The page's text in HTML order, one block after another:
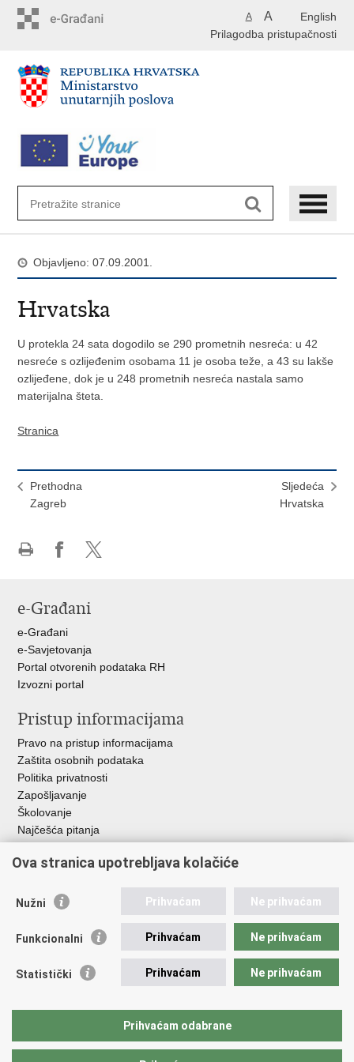
English
A A
Prilagodba pristupačnosti
Objavljeno: 07.09.2001.
Hrvatska
U protekla 24 sata dogodilo se 290 prometnih nesreća: u 42
nesreće s ozlijeđenim osobama 11 je osoba teže, a 43 su lakše
ozlijeđene, dok je u 248 prometnih nesreća nastala samo
materijalna šteta.
Stranica
Prethodna
Zagreb
Sljedeća
Hrvatska
Facebooku
X-
e-Građani
e-Građani
e-Savjetovanja
Portal otvorenih podataka RH
Izvozni portal
Pristup informacijama
Pravo na pristup informacijama
Zaštita osobnih podataka
Politika privatnosti
Zapošljavanje
Školovanje
Najčešća pitanja
Važne poveznice
EMN Nacionalna kontaktna točka za Republiku Hrvatsku
Policijska akademija
Zaklada policijske solidarnosti
Udruge
Ova stranica upotrebljava kolačiće
Nužni Prihvaćam Ne prihvaćam
Funkcionalni Prihvaćam Ne prihvaćam
Statistički Prihvaćam Ne prihvaćam
Prihvaćam odabrane